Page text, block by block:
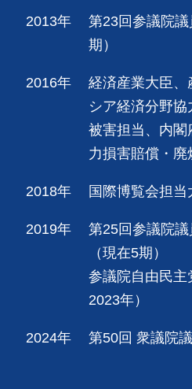
2013年
第23回参議院
期）
2016年
経済産業大臣、
シア経済分野
被害担当、内閣
力損害賠償・廃
2018年 国際博覧会担
2019年
第25回参議院
（現在5期）
参議院自由民主
2023年）
2024年 第50回 衆議院